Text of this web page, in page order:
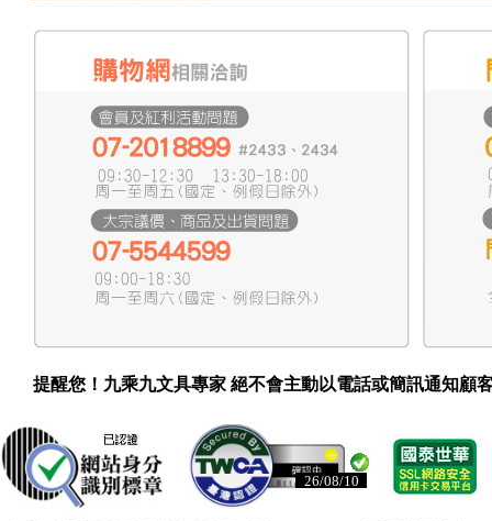
提醒您！九乘九文具專家 絕不會主動以電話或簡訊通知顧
26/08/10
26/08/10